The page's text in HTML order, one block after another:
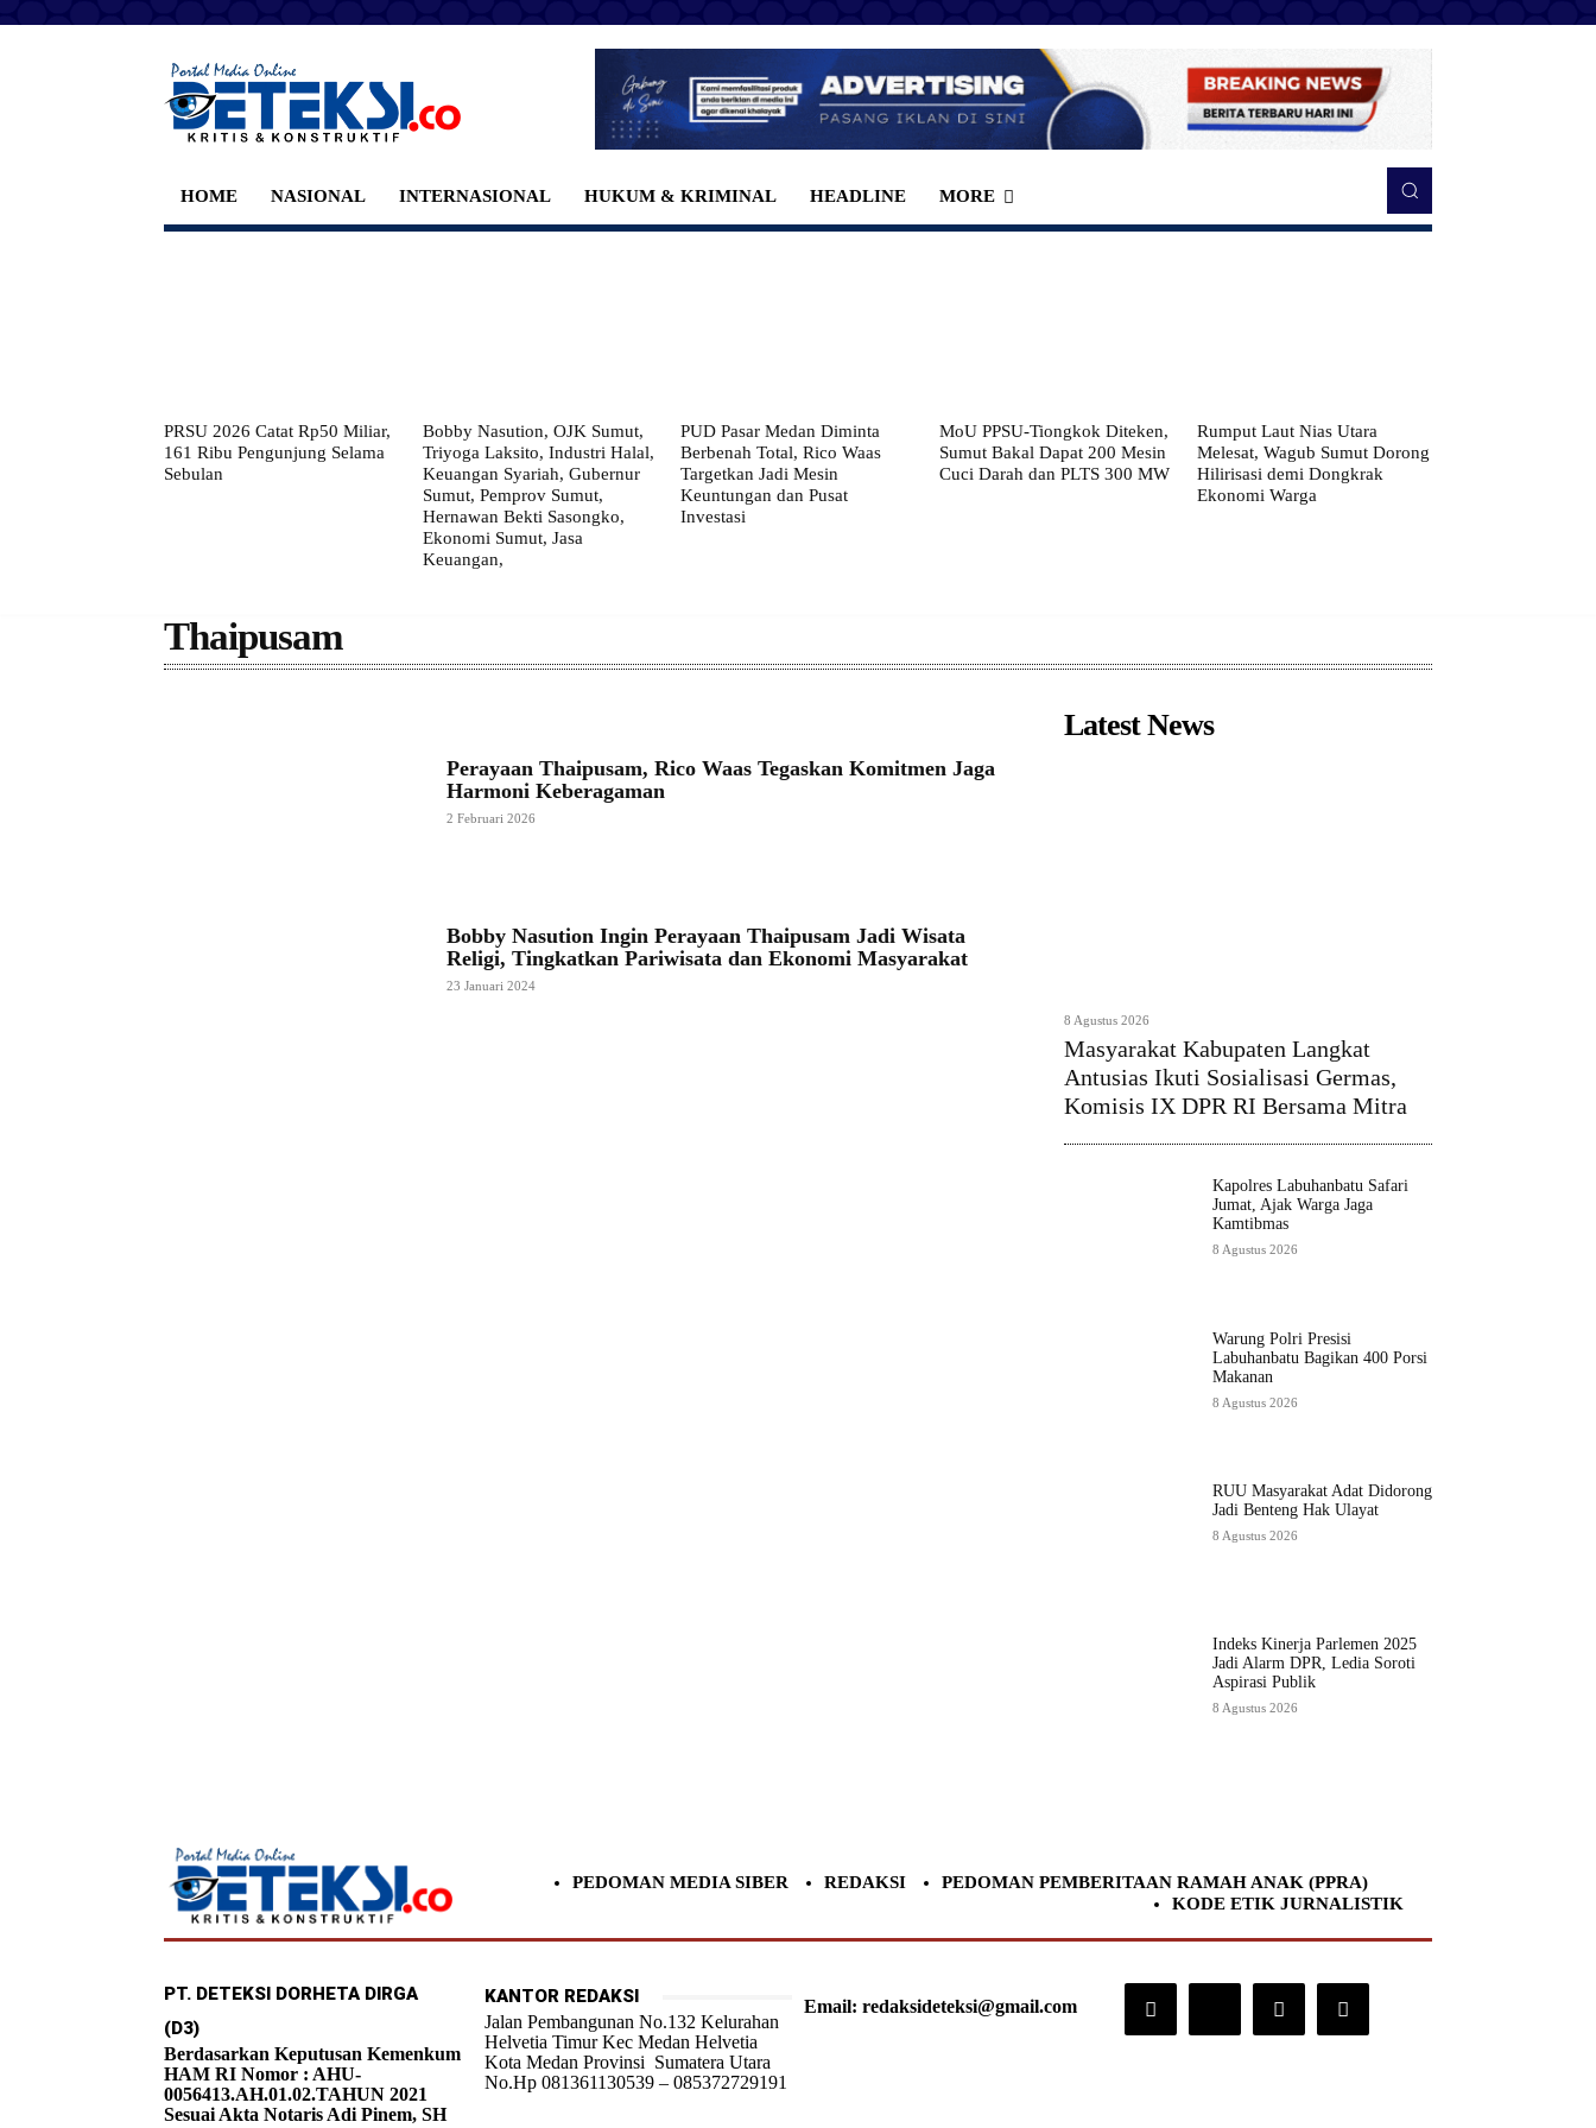
HOME NASIONAL INTERNASIONAL HUKUM & KRIMINAL HEADLINE MORE
PRSU 2026 Catat Rp50 Miliar,
161 Ribu Pengunjung Selama
Sebulan
Bobby Nasution, OJK Sumut,
Triyoga Laksito, Industri Halal,
Keuangan Syariah, Gubernur
Sumut, Pemprov Sumut,
Hernawan Bekti Sasongko,
Ekonomi Sumut, Jasa
Keuangan,
PUD Pasar Medan Diminta
Berbenah Total, Rico Waas
Targetkan Jadi Mesin
Keuntungan dan Pusat
Investasi
MoU PPSU-Tiongkok Diteken,
Sumut Bakal Dapat 200 Mesin
Cuci Darah dan PLTS 300 MW
Rumput Laut Nias Utara
Melesat, Wagub Sumut Dorong
Hilirisasi demi Dongkrak
Ekonomi Warga
Thaipusam
Perayaan Thaipusam, Rico Waas Tegaskan Komitmen Jaga
Harmoni Keberagaman
2 Februari 2026
Bobby Nasution Ingin Perayaan Thaipusam Jadi Wisata
Religi, Tingkatkan Pariwisata dan Ekonomi Masyarakat
23 Januari 2024
Latest News
8 Agustus 2026
Masyarakat Kabupaten Langkat
Antusias Ikuti Sosialisasi Germas,
Komisis IX DPR RI Bersama Mitra
Kapolres Labuhanbatu Safari
Jumat, Ajak Warga Jaga
Kamtibmas
8 Agustus 2026
Warung Polri Presisi
Labuhanbatu Bagikan 400 Porsi
Makanan
8 Agustus 2026
RUU Masyarakat Adat Didorong
Jadi Benteng Hak Ulayat
8 Agustus 2026
Indeks Kinerja Parlemen 2025
Jadi Alarm DPR, Ledia Soroti
Aspirasi Publik
8 Agustus 2026
PEDOMAN MEDIA SIBER REDAKSI
PEDOMAN PEMBERITAAN RAMAH ANAK (PPRA)
KODE ETIK JURNALISTIK
PT. DETEKSI DORHETA DIRGA
(D3)
Berdasarkan Keputusan Kemenkum
HAM RI Nomor : AHU-
0056413.AH.01.02.TAHUN 2021
Sesuai Akta Notaris Adi Pinem, SH
KANTOR REDAKSI
Jalan Pembangunan No.132 Kelurahan
Helvetia Timur Kec Medan Helvetia
Kota Medan Provinsi Sumatera Utara
No.Hp 081361130539 – 085372729191
Email: redaksideteksi@gmail.com